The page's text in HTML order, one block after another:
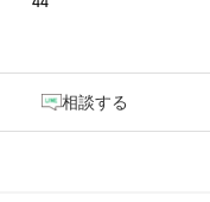
相談する